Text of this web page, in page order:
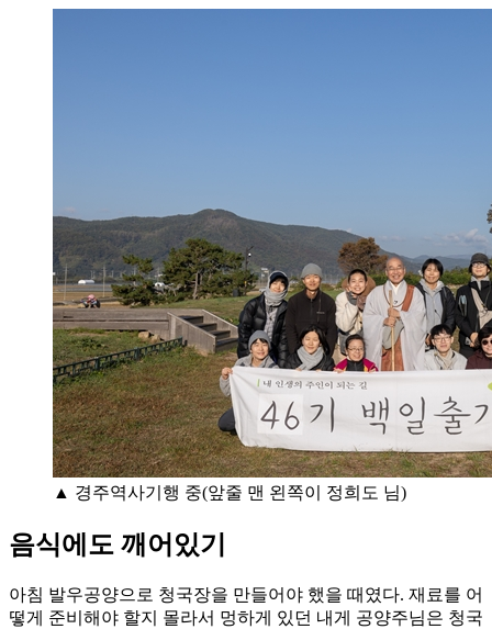
▲ 경주역사기행 중(앞줄 맨 왼쪽이 정희도 님)
음식에도 깨어있기
아침 발우공양으로 청국장을 만들어야 했을 때였다. 재료를 어
떻게 준비해야 할지 몰라서 멍하게 있던 내게 공양주님은 청국